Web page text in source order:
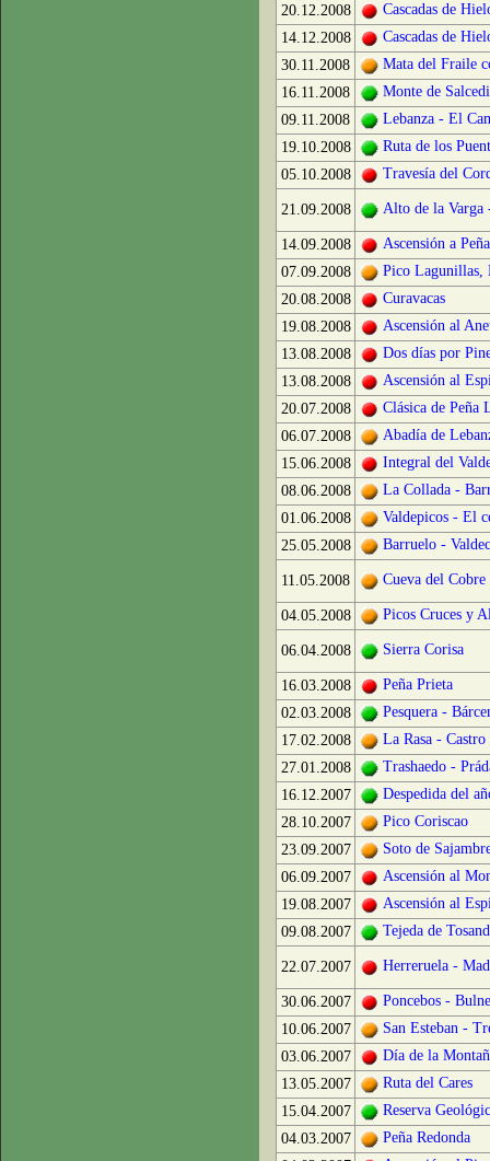
20.12.2008
Cascadas de
14.12.2008
Cascadas de
30.11.2008
Mata del Fraile
16.11.2008
Monte de
09.11.2008
Lebanza - El
19.10.2008
Ruta de los
05.10.2008
Travesía del
21.09.2008 Alto de la Varga
14.09.2008
Ascensión a
07.09.2008
Pico Lagunillas,
20.08.2008
Curavacas
19.08.2008
Ascensión al
13.08.2008
Dos días por
13.08.2008
Ascensión al
20.07.2008
Clásica de Peña
06.07.2008
Abadía de
15.06.2008
Integral del
08.06.2008
La Collada -
01.06.2008
Valdepicos - El
25.05.2008
Barruelo -
11.05.2008 Cueva del Cobre
04.05.2008 Picos Cruces y
06.04.2008 Sierra Corisa
16.03.2008
Peña Prieta
02.03.2008
Pesquera -
17.02.2008
La Rasa - Castro
27.01.2008
Trashaedo -
16.12.2007
Despedida del
28.10.2007
Pico Coriscao
23.09.2007
Soto de
06.09.2007
Ascensión al
19.08.2007
Ascensión al
09.08.2007
Tejeda de
22.07.2007 Herreruela -
30.06.2007
Poncebos -
10.06.2007
San Esteban -
03.06.2007
Día de la
13.05.2007
Ruta del Cares
15.04.2007
Reserva
04.03.2007
Peña Redonda